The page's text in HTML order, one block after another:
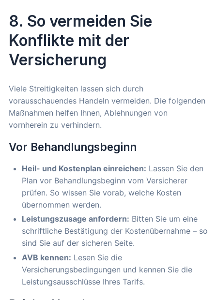
8. So vermeiden Sie
Konflikte mit der
Versicherung
Viele Streitigkeiten lassen sich durch
vorausschauendes Handeln vermeiden. Die folgenden
Maßnahmen helfen Ihnen, Ablehnungen von
vornherein zu verhindern.
Vor Behandlungsbeginn
Heil- und Kostenplan einreichen: Lassen Sie den
Plan vor Behandlungsbeginn vom Versicherer
prüfen. So wissen Sie vorab, welche Kosten
übernommen werden.
Leistungszusage anfordern: Bitten Sie um eine
schriftliche Bestätigung der Kostenübernahme – so
sind Sie auf der sicheren Seite.
AVB kennen: Lesen Sie die
Versicherungsbedingungen und kennen Sie die
Leistungsausschlüsse Ihres Tarifs.